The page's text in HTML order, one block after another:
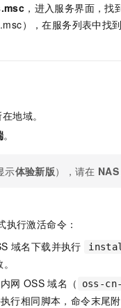
，进入服务界面，找
），在服务列表中找到
地域。
。
示体验新版），请在 NAS
行激活命令：
域名下载并执行
内网 OSS 域名（
oss-
行相同脚本，命令末尾